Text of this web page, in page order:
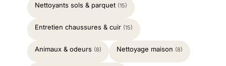
Nettoyants sols & parquet (15)
Entretien chaussures & cuir (15)
Animaux & odeurs (8) Nettoyage maison (8)